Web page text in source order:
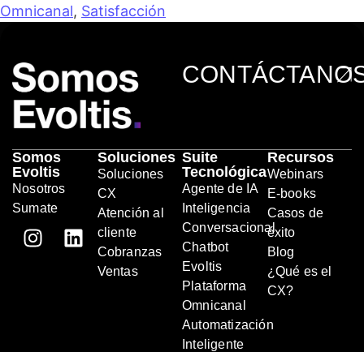
Omnicanal, Satisfacción
Soluciones
Soluciones
CX
Atención al
cliente
Cobranzas
Ventas
Suite
Tecnológica
Agente de IA
Inteligencia
Conversacional
Chatbot
Evoltis
Plataforma
Omnicanal
Automatización
Inteligente
Recursos
Webinars
E-books
Casos de
éxito
Blog
¿Qué es el
CX?
Somos
Evoltis
Nosotros
Sumate